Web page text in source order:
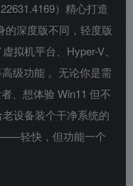
）精心打造
的深度版不同，轻度版
拟机平台、Hyper-V、
级功能 。无论你是需
、想体验 Win11 但不
设备装个干净系统的
——轻快，但功能一个